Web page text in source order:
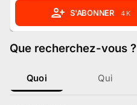
S'ABONNER 4 K
Que recherchez-vous ?
Quoi Qui